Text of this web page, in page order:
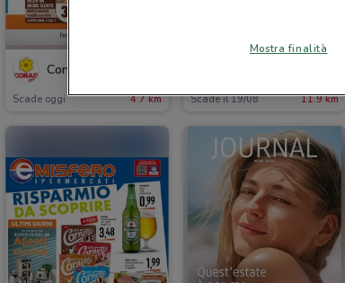
Conad City
Scade oggi 4.7 km Scade il 19/08 11.9 km
Mostra finalità